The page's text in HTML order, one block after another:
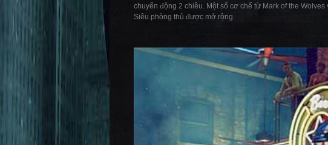
chuyển động 2 chiều. Một số cơ chế từ Mark of the
Siêu phòng thủ được mở rộng.